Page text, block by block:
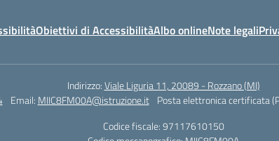
Obiettivi di AccessibilitàAlbo onlineNote legali
Indirizzo:Viale Liguria 11, 20089 - Rozzano (MI)
Email: MIIC8FM00A@istruzione.it Posta elettronica certificata
Codice fiscale: 97117610150